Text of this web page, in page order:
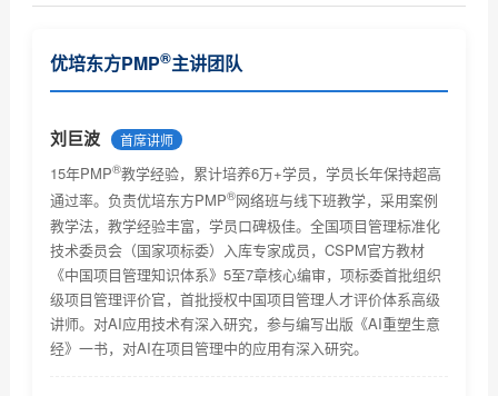
PMI(中国)2017项目管理大会诚征主题（优培东方）
关于2017年6月份项目管理考试北京考场已达报名人数
上限...
关于PMBOK® 指南改版及PMP®认证考试更新有关事宜
的通知...
2018年项目管理认证考试时间安排及教材改版通知
关于项目管理系列职业资格认证考试考试费价格调整的
通...
2018年2月PMI全球认证人士及《项目管理知识体系指南
(P...
优培东方2018年9月8日项目管理资格认证考试的报名通
优培东方PMP®主讲团队
刘巨波 首席讲师
15年PMP®教学经验，累计培养6万+学员，学员长年保持超高
通过率。负责优培东方PMP®网络班与线下班教学，采用案例
教学法，教学经验丰富，学员口碑极佳。全国项目管理标准化
技术委员会（国家项标委）入库专家成员，CSPM官方教材
《中国项目管理知识体系》5至7章核心编审，项标委首批组织
级项目管理评价官，首批授权中国项目管理人才评价体系高级
讲师。对AI应用技术有深入研究，参与编写出版《AI重塑生意
经》一书，对AI在项目管理中的应用有深入研究。